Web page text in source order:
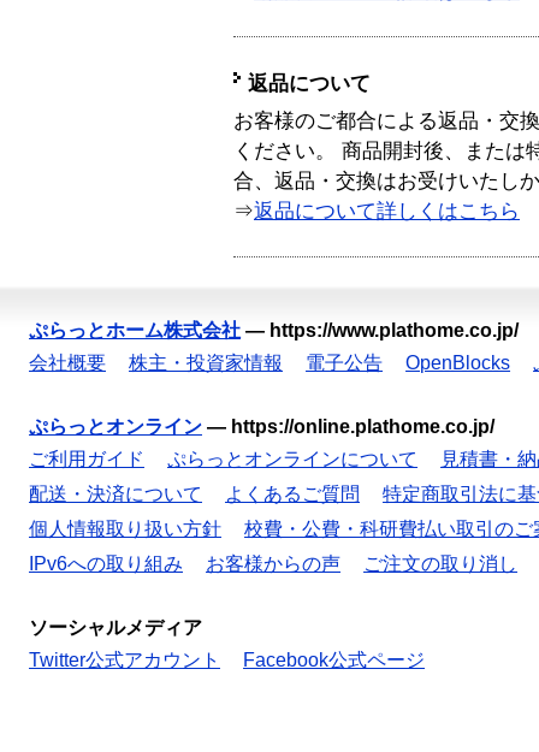
返品について
お客様のご都合による返品・交
ください。 商品開封後、または
合、返品・交換はお受けいたし
⇒返品について詳しくはこちら
ぷらっとホーム株式会社 — https://www.plathome.co.jp/
会社概要
株主・投資家情報 電子公告 OpenBlocks
ぷらっとオンライン — https://online.plathome.co.jp/
ご利用ガイド
ぷらっとオンラインについて
見積書・
配送・決済について
よくあるご質問
特定商取引法に
個人情報取り扱い方針
校費・公費・科研費払い取引のご
IPv6への取り組み
お客様からの声 ご注文の取り消し
ソーシャルメディア
Twitter公式アカウント
Facebook公式ページ